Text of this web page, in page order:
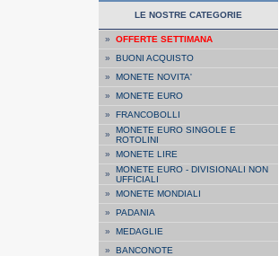
LE NOSTRE CATEGORIE
» OFFERTE SETTIMANA
» BUONI ACQUISTO
» MONETE NOVITA'
» MONETE EURO
» FRANCOBOLLI
» MONETE EURO SINGOLE E
ROTOLINI
» MONETE LIRE
» MONETE EURO - DIVISIONALI NON
UFFICIALI
» MONETE MONDIALI
» PADANIA
» MEDAGLIE
» BANCONOTE